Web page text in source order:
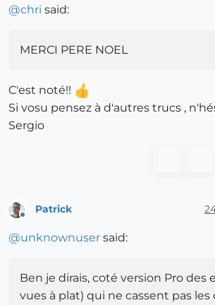
@chri said:
MERCI PERE NOEL
C'est noté!!
Si vosu pensez à d'autres trucs ,
Sergio
Patrick
@unknownuser said:
Ben je dirais, coté version Pro des
vues à plat) qui ne cassent pas les